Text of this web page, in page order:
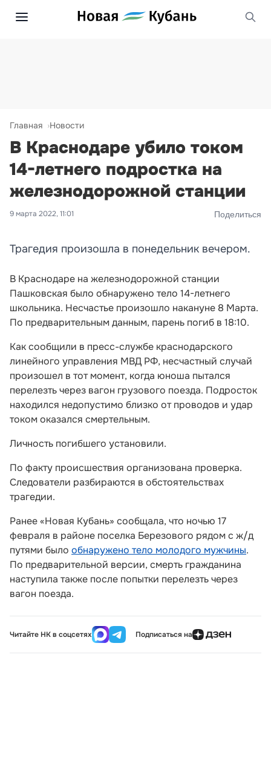
Главная Новости
В Краснодаре убило током
14-летнего подростка на
железнодорожной станции
9 марта 2022, 11:01 Поделиться
Трагедия произошла в понедельник вечером.
В Краснодаре на железнодорожной станции
Пашковская было обнаружено тело 14-летнего
школьника. Несчастье произошло накануне 8 Марта.
По предварительным данным, парень погиб в 18:10.
Как сообщили в пресс-службе краснодарского
линейного управления МВД РФ, несчастный случай
произошел в тот момент, когда юноша пытался
перелезть через вагон грузового поезда. Подросток
находился недопустимо близко от проводов и удар
током оказался смертельным.
Личность погибшего установили.
По факту происшествия организована проверка.
Следователи разбираются в обстоятельствах
трагедии.
Ранее «Новая Кубань» сообщала, что ночью 17
февраля в районе поселка Березового рядом с ж/д
путями было обнаружено тело молодого мужчины.
По предварительной версии, смерть гражданина
наступила также после попытки перелезть через
вагон поезда.
Читайте НК в соцсетях Подписаться на